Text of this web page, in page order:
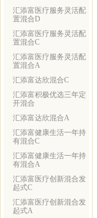
汇添富医疗服务灵活配
置混合D
汇添富医疗服务灵活配
置混合C
汇添富医疗服务灵活配
置混合A
汇添富达欣混合C
汇添富积极优选三年定
开混合
汇添富达欣混合A
汇添富健康生活一年持
有混合C
汇添富健康生活一年持
有混合A
汇添富医疗创新混合发
起式C
汇添富医疗创新混合发
起式A